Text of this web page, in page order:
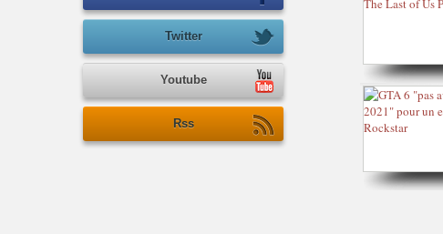
Twitter
Youtube
Rss